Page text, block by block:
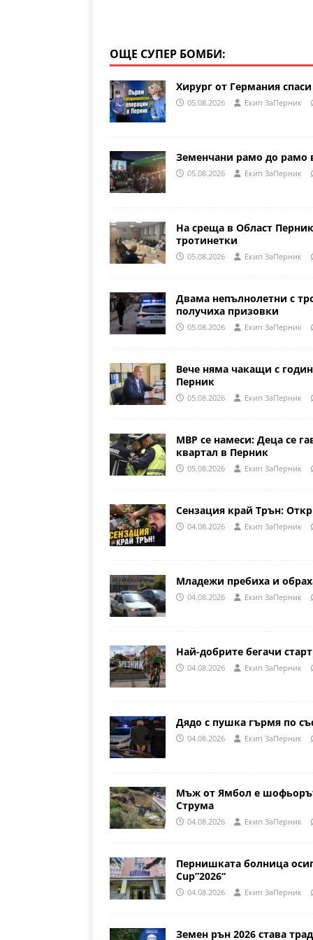
ОЩЕ СУПЕР БОМБИ:
Хирург от Германия
05.08.2026 Eкип ЗаПерник
Земенчани рамо до рамо
05.08.2026 Eкип ЗаПерник
На среща в Област
тротинетки
05.08.2026 Eкип ЗаПерник
Двама непълнолетни с
получиха призовки
05.08.2026 Eкип ЗаПерник
Вече няма чакащи с
Перник
05.08.2026 Eкип ЗаПерник
МВР се намеси: Деца се
квартал в Перник
05.08.2026 Eкип ЗаПерник
Сензация край Трън:
04.08.2026 Eкип ЗаПерник
Младежи пребиха и
04.08.2026 Eкип ЗаПерник
Най-добрите бегачи
04.08.2026 Eкип ЗаПерник
Дядо с пушка гърмя по
04.08.2026 Eкип ЗаПерник
Мъж от Ямбол е
Струма
04.08.2026 Eкип ЗаПерник
Пернишката болница
Cup”2026“
04.08.2026 Eкип ЗаПерник
Земен рън 2026 става